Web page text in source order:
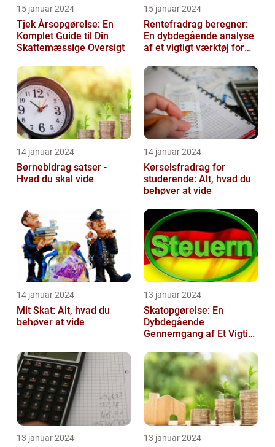
15 januar 2024
Tjek Årsopgørelse: En
Komplet Guide til Din
Skattemæssige Oversigt
15 januar 2024
Rentefradrag beregner:
En dybdegående analyse
af et vigtigt værktøj for
14 januar 2024
Børnebidrag satser -
Hvad du skal vide
14 januar 2024
Kørselsfradrag for
studerende: Alt, hvad du
behøver at vide
14 januar 2024
Mit Skat: Alt, hvad du
behøver at vide
13 januar 2024
Skatopgørelse: En
Dybdegående
Gennemgang af Et Vigtigt
Finansfolk
13 januar 2024 13 januar 2024